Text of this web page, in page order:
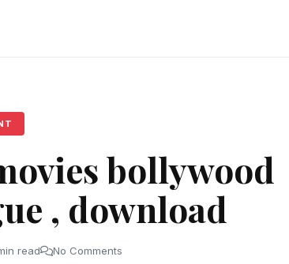
bollywood
, download
read No Comments